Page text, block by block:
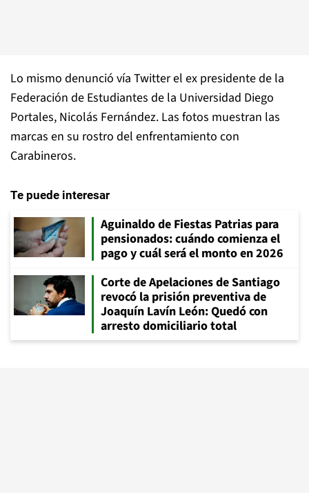
Lo mismo denunció vía Twitter el ex presidente de la
Federación de Estudiantes de la Universidad Diego
Portales, Nicolás Fernández. Las fotos muestran las
marcas en su rostro del enfrentamiento con
Carabineros.
Te puede interesar
Aguinaldo de Fiestas Patrias para
pensionados: cuándo comienza el
pago y cuál será el monto en 2026
Corte de Apelaciones de Santiago
revocó la prisión preventiva de
Joaquín Lavín León: Quedó con
arresto domiciliario total